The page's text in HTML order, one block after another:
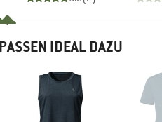
IDEAL DAZU